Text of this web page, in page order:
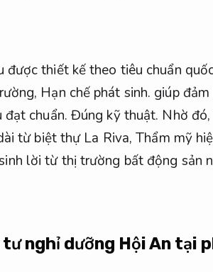
được thiết kế theo tiêu chuẩn
Hạn chế phát sinh. giúp
chuẩn. Đúng kỹ thuật. Nhờ
từ biệt thự La Riva,Thẩm mỹ
lời từ thị trường bất động sản
nghỉ dưỡng Hội An tại